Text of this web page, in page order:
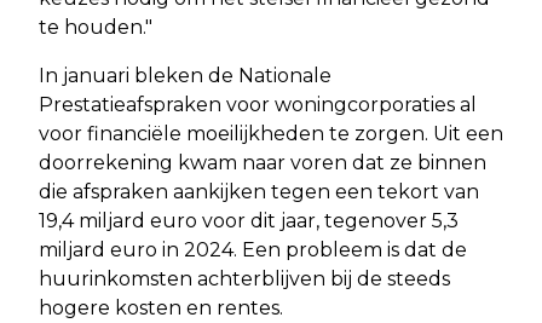
te houden."
In januari bleken de Nationale
Prestatieafspraken voor woningcorporaties al
voor financiële moeilijkheden te zorgen. Uit een
doorrekening kwam naar voren dat ze binnen
die afspraken aankijken tegen een tekort van
19,4 miljard euro voor dit jaar, tegenover 5,3
miljard euro in 2024. Een probleem is dat de
huurinkomsten achterblijven bij de steeds
hogere kosten en rentes.